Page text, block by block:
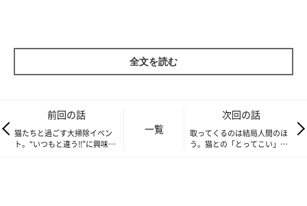
全文を読む
前回の話
猫たちと過ごす大掃除イベン
ト。“いつもと違う!!”に興味
一覧
次回の話
取ってくるのは結局人間のほ
う。猫との「とってこい」遊